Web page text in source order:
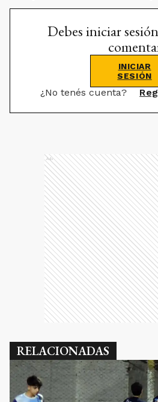
Debes iniciar
INICIAR
SESIÓN
¿No tenés cuenta?
Ads
RELACIONADAS